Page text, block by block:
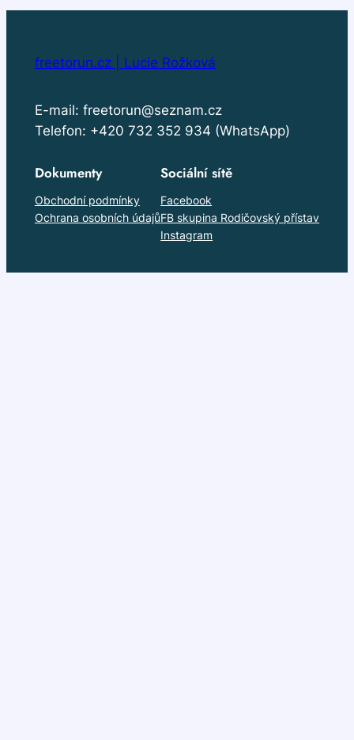
freetorun.cz | Lucie Rožková
E-mail: freetorun@seznam.cz
Telefon: +420 732 352 934 (WhatsApp)
Dokumenty
Obchodní podmínky
Ochrana osobních údajů
Sociální sítě
Facebook
FB skupina Rodičovský přístav
Instagram